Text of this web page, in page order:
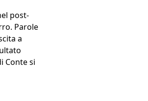
post-
Parole
a
Conte si